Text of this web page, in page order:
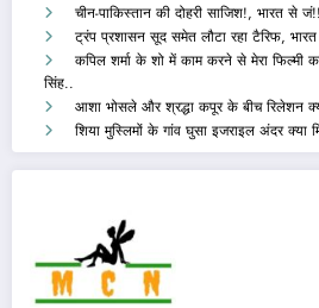
चीन-पाकिस्तान की दोहरी साजिश!, भारत से
ट्रंप प्रशासन सूद समेत लौटा रहा टैरिफ, भारत
कपिल शर्मा के शो में काम करने से मेरा फिल्मी
सिंह..
आशा भोसले और श्रद्धा कपूर के बीच रिलेशन
शिया मुस्लिमों के गांव घुसा इजराइल अंदर क्या